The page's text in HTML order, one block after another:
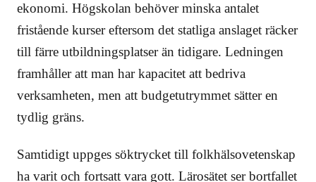
ekonomi. Högskolan behöver minska antalet
fristående kurser eftersom det statliga anslaget räcker
till färre utbildningsplatser än tidigare. Ledningen
framhåller att man har kapacitet att bedriva
verksamheten, men att budgetutrymmet sätter en
tydlig gräns.
Samtidigt uppges söktrycket till folkhälsovetenskap
ha varit och fortsatt vara gott. Lärosätet ser bortfallet